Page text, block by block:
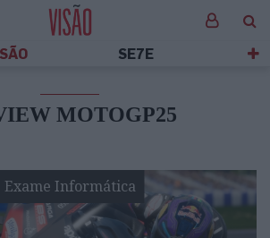
SE7E
MOTOGP25
Exame Informática